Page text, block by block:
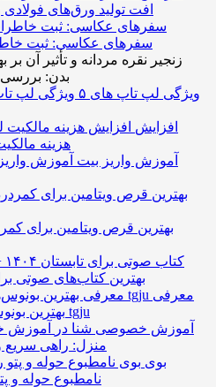
افت تولید ورق‌های
سفرهای عکاسی: ثبت
زنجیر نقره مردانه و تأثیر آن
بدن: بررسی
۵ ویژگی لپ تاپ های
افزایش
هزینه مالکیت
آموزش واریز بیت
بهترین قرص ویتامین برای
بهترین کتاب‌های صوتی
معرفی
بهترین بونوس‌های فارکس در سایت tgju
آموزش خصوصی شنا در
منزل: راهی سریع
بوی
نامطبوع حوله و